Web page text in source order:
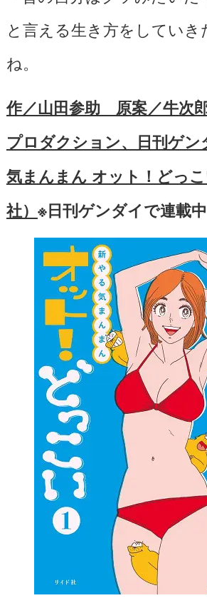
と言える生き方をしてい
ね。
作／山田参助 原案／牛次
プロダクション、日刊ゲン
気まんまん オット！どっ
社） ※日刊ゲンダイで連載中